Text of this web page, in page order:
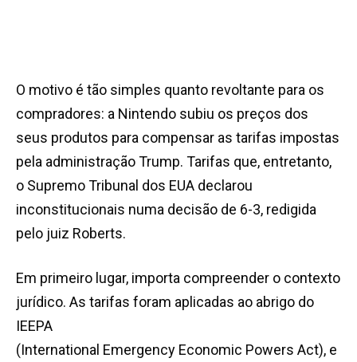
O motivo é tão simples quanto revoltante para os
compradores: a Nintendo subiu os preços dos
seus produtos para compensar as tarifas impostas
pela administração Trump. Tarifas que, entretanto,
o Supremo Tribunal dos EUA declarou
inconstitucionais numa decisão de 6-3, redigida
pelo juiz Roberts.
Em primeiro lugar, importa compreender o contexto
jurídico. As tarifas foram aplicadas ao abrigo do
IEEPA
(International Emergency Economic Powers Act), e